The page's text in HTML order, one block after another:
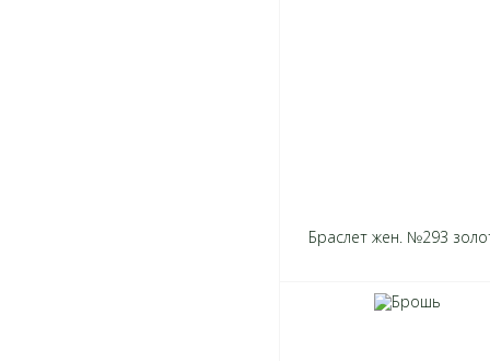
Браслет жен. №293